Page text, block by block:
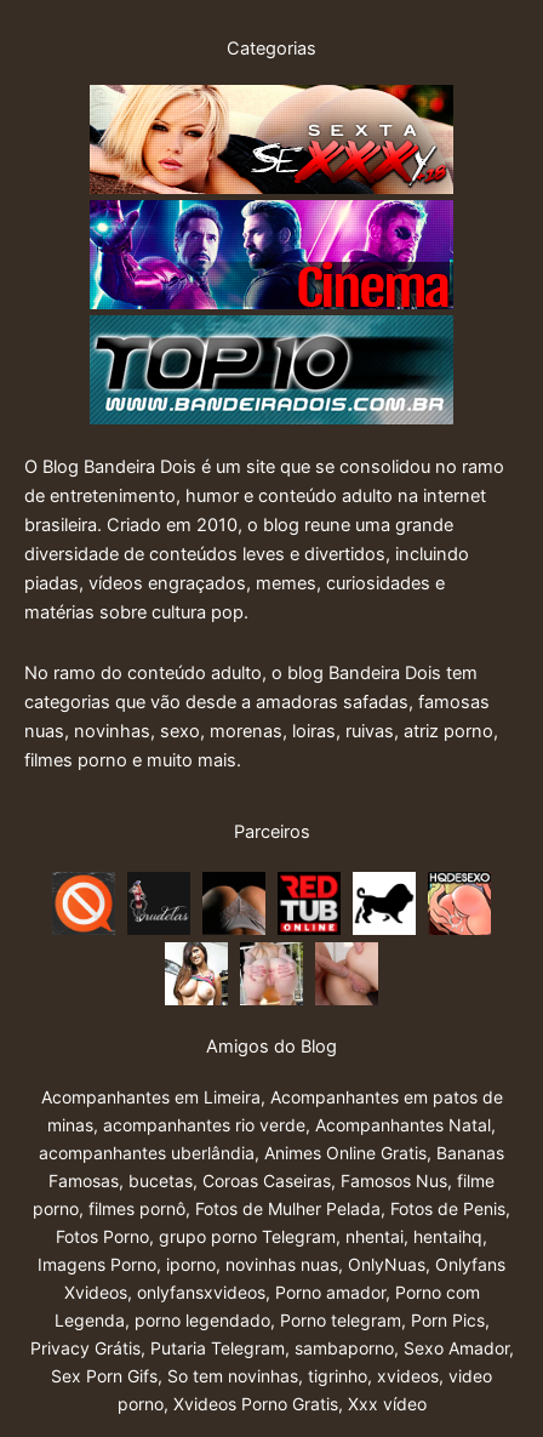
Categorias
O Blog Bandeira Dois é um site que se consolidou no ramo
de entretenimento, humor e conteúdo adulto na internet
brasileira. Criado em 2010, o blog reune uma grande
diversidade de conteúdos leves e divertidos, incluindo
piadas, vídeos engraçados, memes, curiosidades e
matérias sobre cultura pop.
No ramo do conteúdo adulto, o blog Bandeira Dois tem
categorias que vão desde a amadoras safadas, famosas
nuas, novinhas, sexo, morenas, loiras, ruivas, atriz porno,
filmes porno e muito mais.
Parceiros
Amigos do Blog
Acompanhantes em Limeira, Acompanhantes em patos de
minas, acompanhantes rio verde, Acompanhantes Natal,
acompanhantes uberlândia, Animes Online Gratis, Bananas
Famosas, bucetas, Coroas Caseiras, Famosos Nus, filme
porno, filmes pornô, Fotos de Mulher Pelada, Fotos de Penis,
Fotos Porno, grupo porno Telegram, nhentai, hentaihq,
Imagens Porno, iporno, novinhas nuas, OnlyNuas, Onlyfans
Xvideos, onlyfansxvideos, Porno amador, Porno com
Legenda, porno legendado, Porno telegram, Porn Pics,
Privacy Grátis, Putaria Telegram, sambaporno, Sexo Amador,
Sex Porn Gifs, So tem novinhas, tigrinho, xvideos, video
porno, Xvideos Porno Gratis, Xxx vídeo